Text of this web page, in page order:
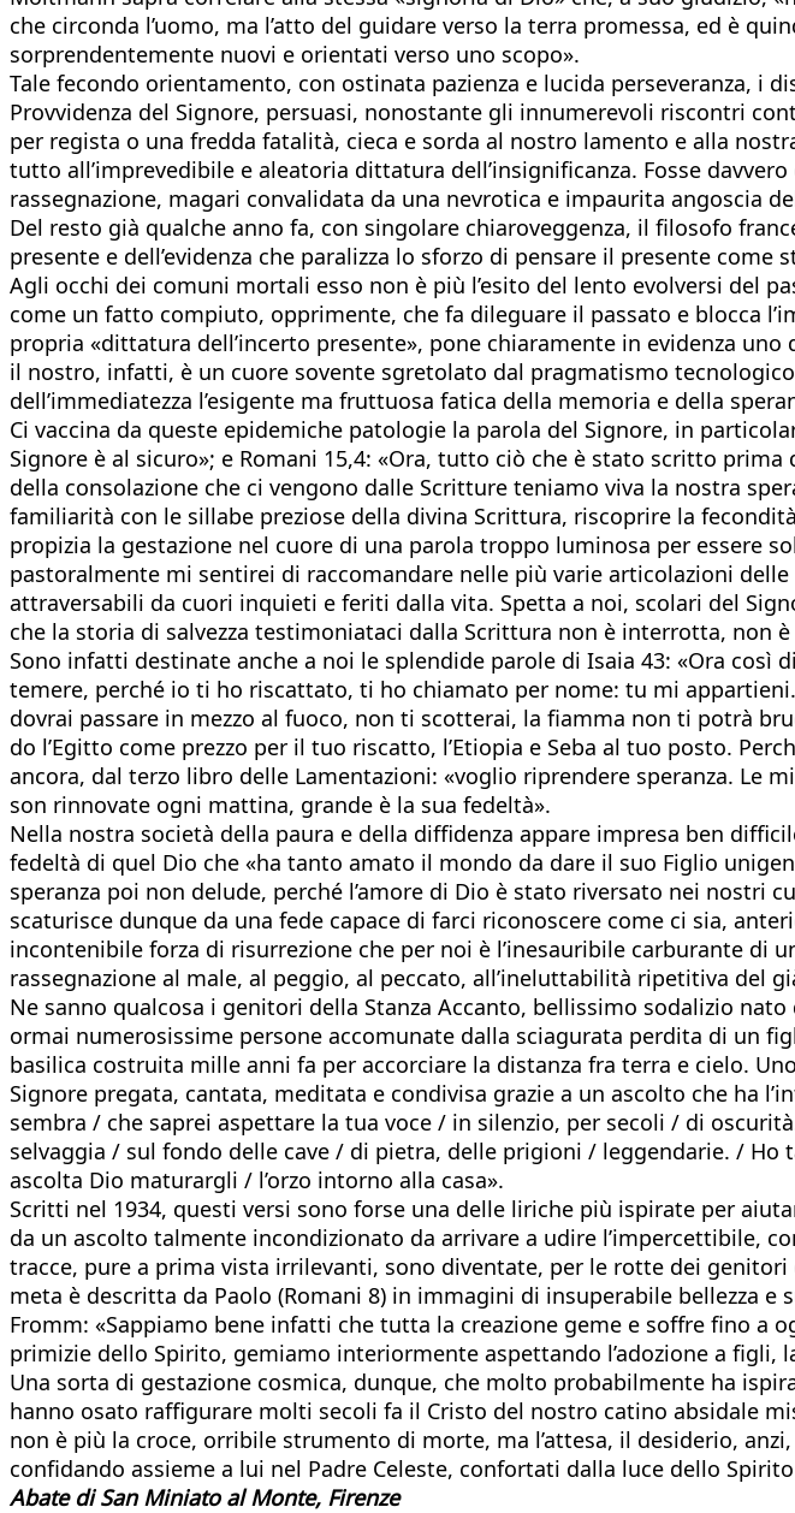
che circonda l’uomo, ma l’atto del guidare verso la terra promessa, ed è
sorprendentemente nuovi e orientati verso uno scopo».
Tale fecondo orientamento, con ostinata pazienza e lucida perseveranza,
Provvidenza del Signore, persuasi, nonostante gli innumerevoli riscontri
per regista o una fredda fatalità, cieca e sorda al nostro lamento e alla
tutto all’imprevedibile e aleatoria dittatura dell’insignificanza. Fosse
rassegnazione, magari convalidata da una nevrotica e impaurita angoscia
Del resto già qualche anno fa, con singolare chiaroveggenza, il filosofo
presente e dell’evidenza che paralizza lo sforzo di pensare il presente
Agli occhi dei comuni mortali esso non è più l’esito del lento evolversi del
come un fatto compiuto, opprimente, che fa dileguare il passato e blocca
propria «dittatura dell’incerto presente», pone chiaramente in evidenza
il nostro, infatti, è un cuore sovente sgretolato dal pragmatismo
dell’immediatezza l’esigente ma fruttuosa fatica della memoria e della
Ci vaccina da queste epidemiche patologie la parola del Signore, in
Signore è al sicuro»; e Romani 15,4: «Ora, tutto ciò che è stato scritto
della consolazione che ci vengono dalle Scritture teniamo viva la nostra
familiarità con le sillabe preziose della divina Scrittura, riscoprire la
propizia la gestazione nel cuore di una parola troppo luminosa per essere
pastoralmente mi sentirei di raccomandare nelle più varie articolazioni
attraversabili da cuori inquieti e feriti dalla vita. Spetta a noi, scolari del
che la storia di salvezza testimoniataci dalla Scrittura non è interrotta, non
Sono infatti destinate anche a noi le splendide parole di Isaia 43: «Ora così
temere, perché io ti ho riscattato, ti ho chiamato per nome: tu mi
dovrai passare in mezzo al fuoco, non ti scotterai, la fiamma non ti potrà
do l’Egitto come prezzo per il tuo riscatto, l’Etiopia e Seba al tuo posto.
ancora, dal terzo libro delle Lamentazioni: «voglio riprendere speranza. Le
son rinnovate ogni mattina, grande è la sua fedeltà».
Nella nostra società della paura e della diffidenza appare impresa ben
fedeltà di quel Dio che «ha tanto amato il mondo da dare il suo Figlio
speranza poi non delude, perché l’amore di Dio è stato riversato nei nostri
scaturisce dunque da una fede capace di farci riconoscere come ci sia,
incontenibile forza di risurrezione che per noi è l’inesauribile carburante di
rassegnazione al male, al peggio, al peccato, all’ineluttabilità ripetitiva del
Ne sanno qualcosa i genitori della Stanza Accanto, bellissimo sodalizio
ormai numerosissime persone accomunate dalla sciagurata perdita di un
basilica costruita mille anni fa per accorciare la distanza fra terra e cielo.
Signore pregata, cantata, meditata e condivisa grazie a un ascolto che ha
sembra / che saprei aspettare la tua voce / in silenzio, per secoli / di
selvaggia / sul fondo delle cave / di pietra, delle prigioni / leggendarie. /
ascolta Dio maturargli / l’orzo intorno alla casa».
Scritti nel 1934, questi versi sono forse una delle liriche più ispirate per
da un ascolto talmente incondizionato da arrivare a udire l’impercettibile,
tracce, pure a prima vista irrilevanti, sono diventate, per le rotte dei
meta è descritta da Paolo (Romani 8) in immagini di insuperabile bellezza
Fromm: «Sappiamo bene infatti che tutta la creazione geme e soffre fino a
primizie dello Spirito, gemiamo interiormente aspettando l’adozione a
Una sorta di gestazione cosmica, dunque, che molto probabilmente ha
hanno osato raffigurare molti secoli fa il Cristo del nostro catino absidale
non è più la croce, orribile strumento di morte, ma l’attesa, il desiderio,
confidando assieme a lui nel Padre Celeste, confortati dalla luce dello
Abate di San Miniato al Monte, Firenze